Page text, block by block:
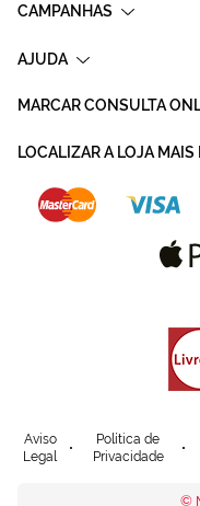
CAMPANHAS
AJUDA
MARCAR CONSULTA
LOCALIZAR A LOJA MAIS
Aviso
Legal
Política de
Privacidade
©